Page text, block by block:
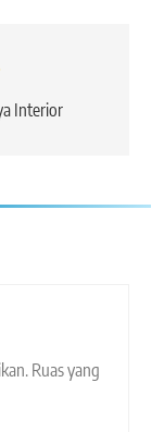
Interior
Ruas yang